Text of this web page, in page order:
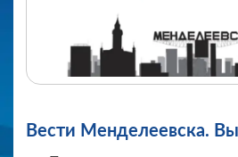
Вести Менделеевска.